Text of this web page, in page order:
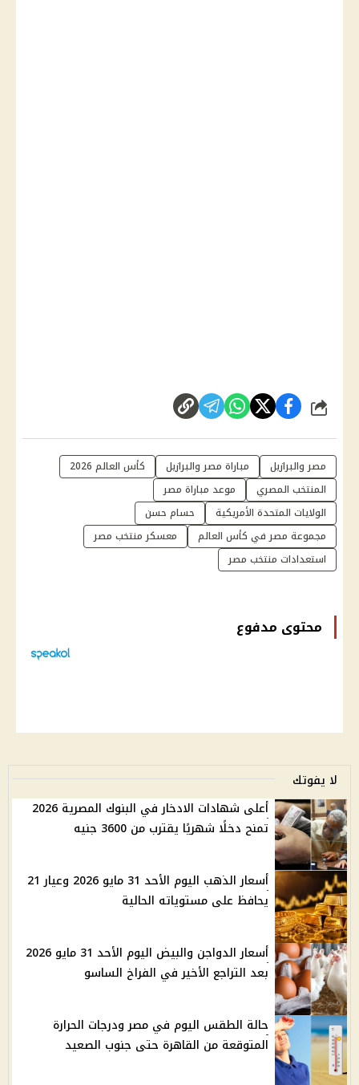
شارك
مصر والبرازيل مباراة مصر والبرازيل
كأس العالم 2026
المنتخب المصري
موعد مباراة مصر
الولايات المتحدة الأمريكية
حسام حسن
مجموعة مصر في كأس العالم
معسكر منتخب مصر
استعدادات منتخب مصر
محتوى مدفوع
لا يفوتك
أعلى شهادات الادخار في البنوك المصرية 2026
تمنح دخلًا شهريًا يقترب من 3600 جنيه
أسعار الذهب اليوم الأحد 31 مايو 2026 وعيار 21
يحافظ على مستوياته الحالية
أسعار الدواجن والبيض اليوم الأحد 31 مايو 2026
بعد التراجع الأخير في الفراخ الساسو
حالة الطقس اليوم في مصر ودرجات الحرارة
المتوقعة من القاهرة حتى جنوب الصعيد